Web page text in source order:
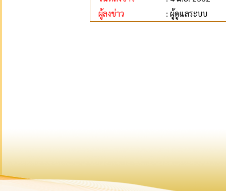
ผู้ลงข่าว
: ผู้ดูแลระบบ